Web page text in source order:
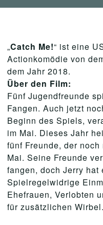
„Catch Me!“ ist eine
Actionkomödie von
dem Jahr 2018.
Über den Film:
Fünf Jugendfreunde
Fangen. Auch jetzt
Beginn des Spiels,
im Mai. Dieses Jahr
fünf Freunde, der
Mai. Seine Freunde
fangen, doch Jerry hat
Spielregelwidrige
Ehefrauen, Verlobten
für zusätzlichen Wirbel.